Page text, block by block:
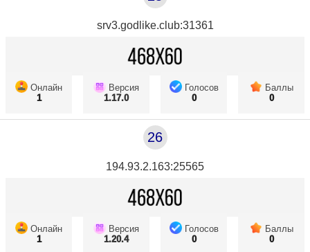
srv3.godlike.club:31361
Онлайн
1
Версия
1.17.0
Голосов
0
Баллы
0
26
194.93.2.163:25565
Онлайн
1
Версия
1.20.4
Голосов
0
Баллы
0